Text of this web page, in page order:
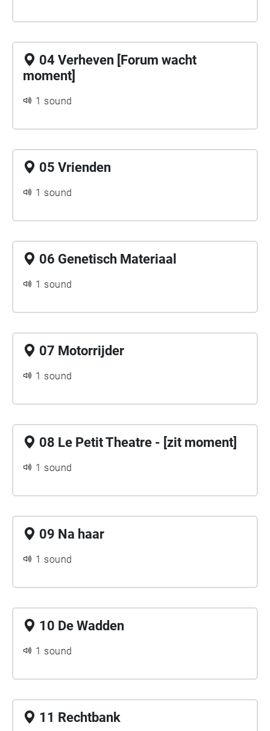
04 Verheven [Forum wacht
moment]
1 sound
05 Vrienden
1 sound
06 Genetisch Materiaal
1 sound
07 Motorrijder
1 sound
08 Le Petit Theatre - [zit moment]
1 sound
09 Na haar
1 sound
10 De Wadden
1 sound
11 Rechtbank